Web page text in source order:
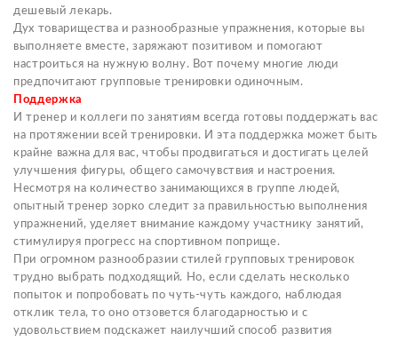
дешевый лекарь.
Дух товарищества и разнообразные упражнения, которые вы
выполняете вместе, заряжают позитивом и помогают
настроиться на нужную волну. Вот почему многие люди
предпочитают групповые тренировки одиночным.
Поддержка
И тренер и коллеги по занятиям всегда готовы поддержать вас
на протяжении всей тренировки. И эта поддержка может быть
крайне важна для вас, чтобы продвигаться и достигать целей
улучшения фигуры, общего самочувствия и настроения.
Несмотря на количество занимающихся в группе людей,
опытный тренер зорко следит за правильностью выполнения
упражнений, уделяет внимание каждому участнику занятий,
стимулируя прогресс на спортивном поприще.
При огромном разнообразии стилей групповых тренировок
трудно выбрать подходящий. Но, если сделать несколько
попыток и попробовать по чуть-чуть каждого, наблюдая
отклик тела, то оно отзовется благодарностью и с
удовольствием подскажет наилучший способ развития